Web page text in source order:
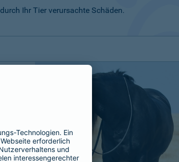
Ihr Tier verursachte Schäden.